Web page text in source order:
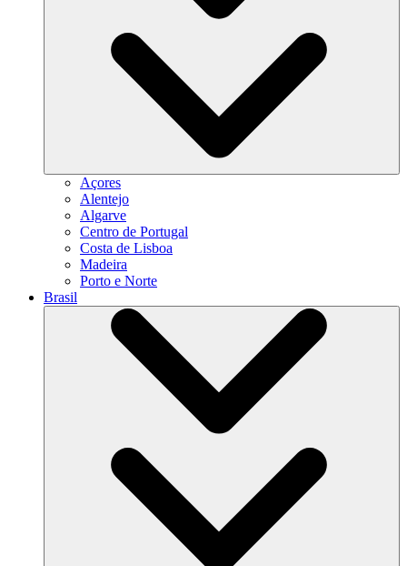
Açores
Alentejo
Algarve
Centro de Portugal
Costa de Lisboa
Madeira
Porto e Norte
Brasil